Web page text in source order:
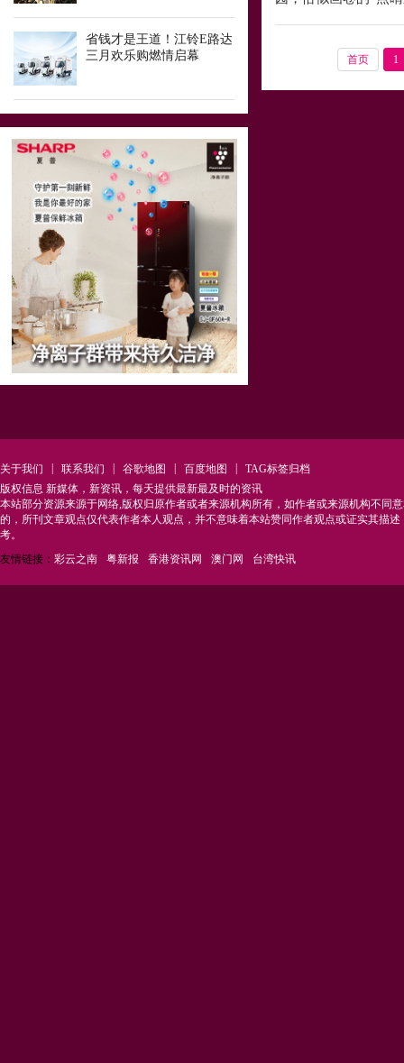
省钱才是王道！江铃E路达
三月欢乐购燃情启幕
首页 1
关于我们 联系我们 谷歌地图 百度地图
TAG标签归档
版权信息 新媒体，新资讯，每天提供最新最及时的资讯
本站部分资源来源于网络,版权归原作者或者来源机构所有，如作者或来源机构不同
的，所刊文章观点仅代表作者本人观点，并不意味着本站赞同作者观点或证实其描
考。
友情链接： 彩云之南 粤新报 香港资讯网 澳门网 台湾快讯